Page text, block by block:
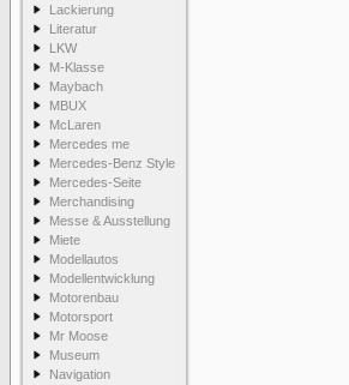
Lackierung
Literatur
LKW
M-Klasse
Maybach
MBUX
McLaren
Mercedes me
Mercedes-Benz Style
Mercedes-Seite
Merchandising
Messe & Ausstellung
Miete
Modellautos
Modellentwicklung
Motorenbau
Motorsport
Mr Moose
Museum
Navigation